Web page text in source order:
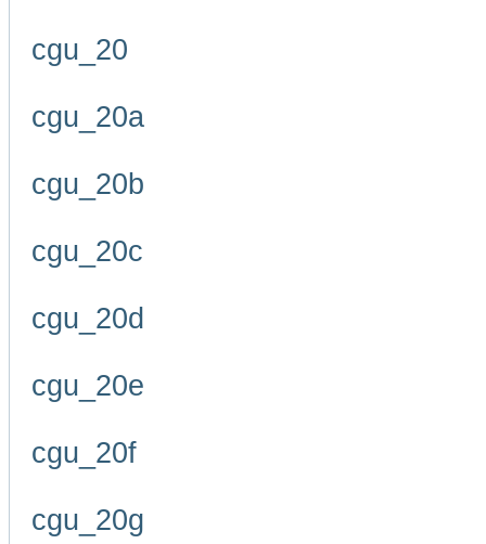
cgu_20
cgu_20a
cgu_20b
cgu_20c
cgu_20d
cgu_20e
cgu_20f
cgu_20g